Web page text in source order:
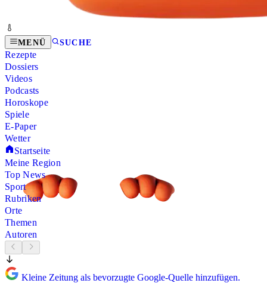
MENÜ SUCHE
Rezepte
Dossiers
Videos
Podcasts
Horoskope
Spiele
E-Paper
Wetter
Startseite
Meine Region
Top News
Sport
Rubriken
Orte
Themen
Autoren
Kleine Zeitung als bevorzugte Google-Quelle hinzufügen.